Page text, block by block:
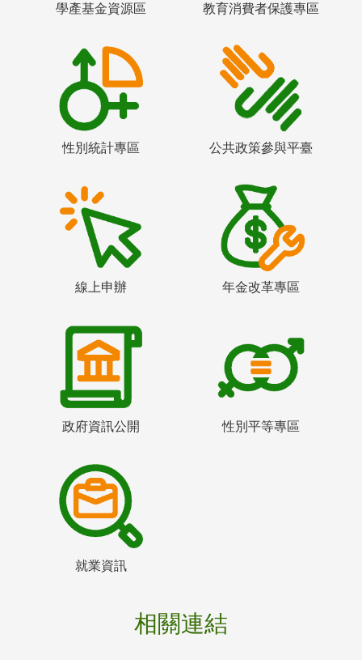
學產基金資源區 教育消費者保護專區
性別統計專區 公共政策參與平臺
線上申辦 年金改革專區
政府資訊公開 性別平等專區
就業資訊
相關連結